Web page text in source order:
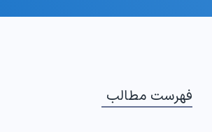
فهرست مطالب